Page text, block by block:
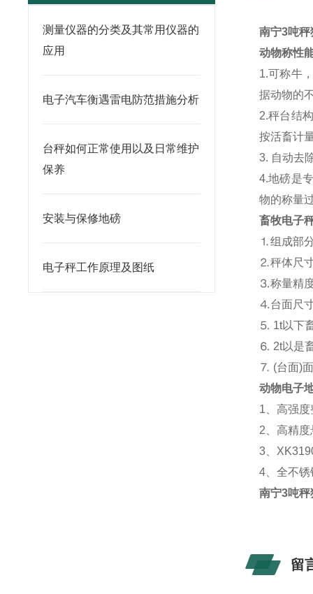
测量仪器的分类及其常用仪器的
应用
电子汽车衡遇雷电防范措施分析
台秤如何正常使用以及日常维护
保养
安装与保修地磅
电子秤工作原理及图纸
南宁3吨
动物称性
1.可称牛
据动物的
2.秤台结
按活畜计
3. 自动去
4.地磅是
物的称量
畜牧电子
⒈组成部
⒉秤体尺
⒊称量精
⒋台面尺
⒌ 1t以下
⒍ 2t以是
⒎ (台面)
动物电子
1、高强
2、高精
3、
4、全不
南宁3吨
留